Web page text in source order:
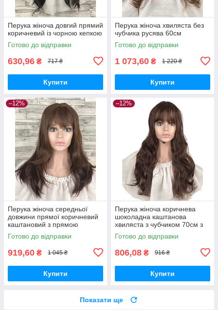
Перука жіноча довгий прямий
коричневий із чорною кепкою
Готово до відправки
630,96 ₴ 717 ₴
Купити
Перука жіноча хвиляста без
чубчика русява 60см
Готово до відправки
1 073,60 ₴ 1 220 ₴
Купити
–12%
Перука жіноча середньої
довжини прямої коричневий
каштановий з прямою
чубчиком 50см
Готово до відправки
919,60 ₴ 1 045 ₴
Купити
–12%
Перука жіноча коричнева
шоколадна каштанова
хвиляста з чубчиком 70см з
термоволокна
Готово до відправки
806,08 ₴ 916 ₴
Купити
Показати ще